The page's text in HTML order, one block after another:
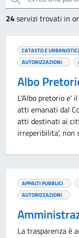
24servizi trovati in
CATASTO E
AUTORIZZAZIONI
Albo
L'Albo pretorio e'
atti emanati dal
atti destinati ai
irreperibilita', non
APPALTI PUBBLICI
AUTORIZZAZIONI
La trasparenza è